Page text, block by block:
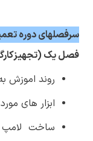
سرفصلهای دوره
فصل یک
روند اموزش
ابزار های
ساخت